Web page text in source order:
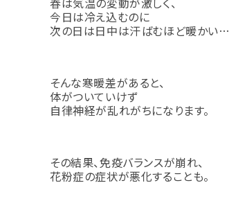
今日は冷え込むのに
次の日は日中は汗ばむほど暖かい…
そんな寒暖差があると、
体がついていけず
自律神経が乱れがちになります。
その結果、免疫バランスが崩れ、
花粉症の症状が悪化することも。